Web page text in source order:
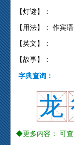
【灯谜】：
【用法】： 作宾
【英文】：
【故事】：
字典查询：
龙
◆更多内容： 可